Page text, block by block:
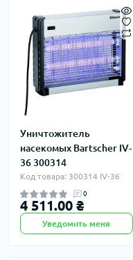
Уничтожитель
насекомых Bartscher IV-
36 300314
Код товара: 300314 IV-36
0
4 511.00 ₴
Уведомить меня